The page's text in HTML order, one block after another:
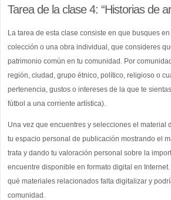
Tarea de la clase 4: “Historias de
La tarea de esta clase consiste en que busques
colección o una obra individual, que consideres
patrimonio común en tu comunidad. Por
región, ciudad, grupo étnico, político, religioso o
pertenencia, gustos o intereses de la que te
fútbol a una corriente artística).
Una vez que encuentres y selecciones el material
tu espacio personal de publicación mostrando el
trata y dando tu valoración personal sobre la
encuentre disponible en formato digital en
qué materiales relacionados falta digitalizar y
comunidad.